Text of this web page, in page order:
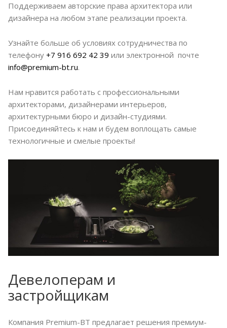
Поддерживаем авторские права архитектора или
дизайнера на любом этапе реализации проекта.
Узнайте больше об условиях сотрудничества по
телефону +7 916 692 42 39 или электронной почте
info@premium-bt.ru.
Нам нравится работать с профессиональными
архитекторами, дизайнерами интерьеров,
архитектурными бюро и дизайн-студиями.
Присоединяйтесь к нам и будем воплощать самые
технологичные и смелые проекты!
Девелоперам и
застройщикам
Компания Premium-BT предлагает решения премиум-